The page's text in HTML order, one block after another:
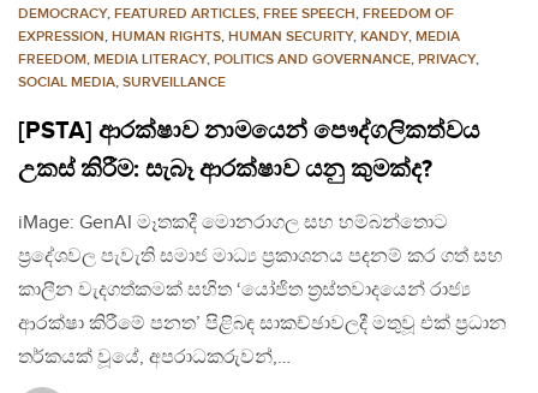
DEMOCRACY, FEATURED ARTICLES, FREE SPEECH, FREEDOM OF
EXPRESSION, HUMAN RIGHTS, HUMAN SECURITY, KANDY, MEDIA
FREEDOM, MEDIA LITERACY, POLITICS AND GOVERNANCE, PRIVACY,
SOCIAL MEDIA, SURVEILLANCE
[PSTA] ආරක්ෂාව නාමයෙන් පෞද්ගලිකත්වය
උකස් කිරීම: සැබෑ ආරක්ෂාව යනු කුමක්ද?
iMage: GenAI මෑතකදී මොනරාගල සහ හම්බන්තොට
ප්‍රදේශවල පැවැති සමාජ මාධ්‍ය ප්‍රකාශනය පදනම් කර ගත් සහ
කාලීන වැදගත්කමක් සහිත ‘යෝජිත ත්‍රස්තවාදයෙන් රාජ්‍ය
ආරක්ෂා කිරීමේ පනත’ පිළිබඳ සාකච්ඡාවලදී මතුවූ එක් ප්‍රධාන
තර්කයක් වූයේ, අපරාධකරුවන්,…